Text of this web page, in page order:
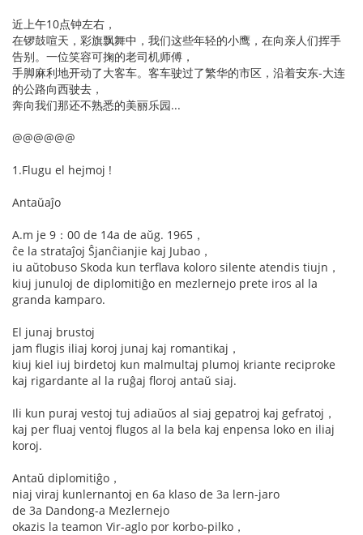
近上午10点钟左右，
在锣鼓喧天，彩旗飘舞中，我们这些年轻的小鹰，在向亲人们挥手
告别。一位笑容可掬的老司机师傅，
手脚麻利地开动了大客车。客车驶过了繁华的市区，沿着安东-大连
的公路向西驶去，
奔向我们那还不熟悉的美丽乐园...
@@@@@@
1.Flugu el hejmoj !
Antaŭaĵo
A.m je 9：00 de 14a de aŭg. 1965，
ĉe la strataĵoj Ŝjanĉianjie kaj Jubao，
iu aŭtobuso Skoda kun terflava koloro silente atendis tiujn，
kiuj junuloj de diplomitiĝo en mezlernejo prete iros al la
granda kamparo.
El junaj brustoj
jam flugis iliaj koroj junaj kaj romantikaj，
kiuj kiel iuj birdetoj kun malmultaj plumoj kriante reciproke
kaj rigardante al la ruĝaj floroj antaŭ siaj.
Ili kun puraj vestoj tuj adiaŭos al siaj gepatroj kaj gefratoj，
kaj per fluaj ventoj flugos al la bela kaj enpensa loko en iliaj
koroj.
Antaŭ diplomitiĝo，
niaj viraj kunlernantoj en 6a klaso de 3a lern-jaro
de 3a Dandong-a Mezlernejo
okazis la teamon Vir-aglo por korbo-pilko，